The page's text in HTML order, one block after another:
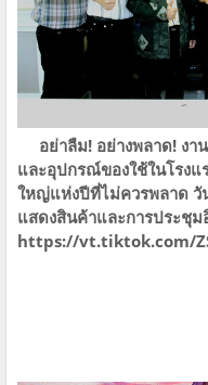
อย่าลืม! อย่างพลาด! งา
และอุปกรณ์ของใช้ในโรงแ
ใหญ่แห่งปีที่ไม่ควรพลาด​
แสดงสินค้าและการประชุม
https://vt.tiktok.com/